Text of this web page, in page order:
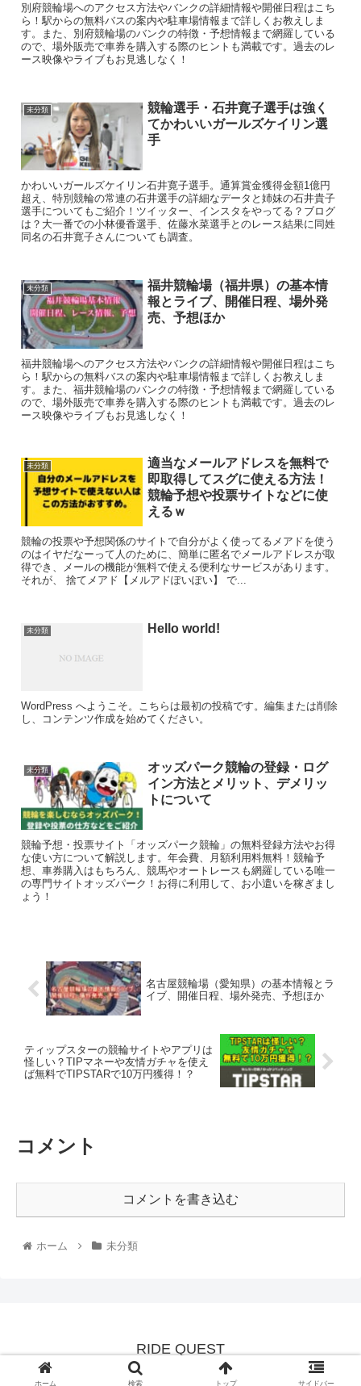
別府競輪場へのアクセス方法やバンクの詳細情報や開催日程はこち
ら！駅からの無料バスの案内や駐車場情報まで詳しくお教えしま
す。また、別府競輪場のバンクの特徴・予想情報まで網羅している
ので、場外販売で車券を購入する際のヒントも満載です。過去のレ
ース映像やライブもお見逃しなく！
未分類
競輪選手・石井寛子選手は強く
てかわいいガールズケイリン選
手
かわいいガールズケイリン石井寛子選手。通算賞金獲得金額1億円
超え、特別競輪の常連の石井選手の詳細なデータと姉妹の石井貴子
選手についてもご紹介！ツイッター、インスタをやってる？ブログ
は？大一番での小林優香選手、佐藤水菜選手とのレース結果に同姓
同名の石井寛子さんについても調査。
未分類
福井競輪場（福井県）の基本情
報とライブ、開催日程、場外発
売、予想ほか
福井競輪場へのアクセス方法やバンクの詳細情報や開催日程はこち
ら！駅からの無料バスの案内や駐車場情報まで詳しくお教えしま
す。また、福井競輪場のバンクの特徴・予想情報まで網羅している
ので、場外販売で車券を購入する際のヒントも満載です。過去のレ
ース映像やライブもお見逃しなく！
未分類
適当なメールアドレスを無料で
即取得してスグに使える方法！
競輪予想や投票サイトなどに使
えるｗ
競輪の投票や予想関係のサイトで自分がよく使ってるメアドを使う
のはイヤだなーって人のために、簡単に匿名でメールアドレスが取
得でき、メールの機能が無料で使える便利なサービスがあります。
それが、 捨てメアド【メルアドぽいぽい】 で...
未分類 Hello world!
WordPress へようこそ。こちらは最初の投稿です。編集または削除
し、コンテンツ作成を始めてください。
未分類
オッズパーク競輪の登録・ログ
イン方法とメリット、デメリッ
トについて
競輪予想・投票サイト「オッズパーク競輪」の無料登録方法やお得
な使い方について解説します。年会費、月額利用料無料！競輪予
想、車券購入はもちろん、競馬やオートレースも網羅している唯一
の専門サイトオッズパーク！お得に利用して、お小遣いを稼ぎまし
ょう！
名古屋競輪場（愛知県）の基本情報とラ
イブ、開催日程、場外発売、予想ほか
ティップスターの競輪サイトやアプリは
怪しい？TIPマネーや友情ガチャを使え
ば無料でTIPSTARで10万円獲得！？
コメント
コメントを書き込む
ホーム 未分類
RIDE QUEST
© 2021 RIDE QUEST.
ホーム 検索 トップ サイドバー